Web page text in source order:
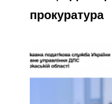
прокуратура